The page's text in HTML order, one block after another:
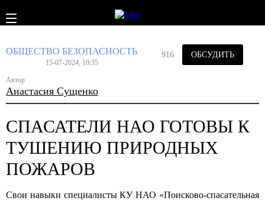
ОБЩЕСТВО БЕЗОПАСНОСТЬ
15-07-2024, 10:35
Автор
Анастасия Сущенко
916 ОБСУДИТЬ
СПАСАТЕЛИ НАО ГОТОВЫ К
ТУШЕНИЮ ПРИРОДНЫХ
ПОЖАРОВ
Свои навыки специалисты КУ НАО «Поисково-спасательная